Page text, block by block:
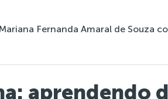
Fernanda Amaral de Souza
aprendendo